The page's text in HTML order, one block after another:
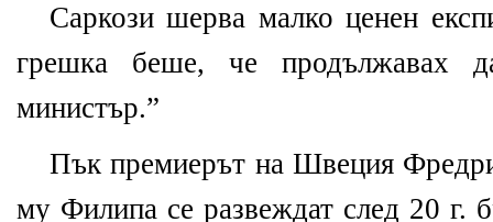
Саркози шерва малко ценен
грешка беше, че продължавах
министър.”
Пък премиерът на Швеция
му Филипа се развеждат след 20 г.